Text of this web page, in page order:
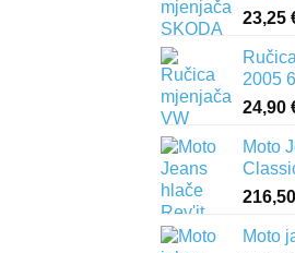
23,25
2005
24,90
Moto
216,50
Moto